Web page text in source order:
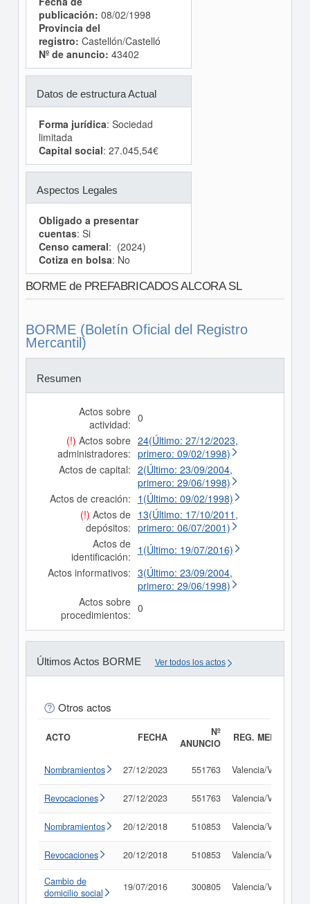
publicación: 08/02/1998
Provincia del
registro: Castellón/Castelló
Nº de anuncio: 43402
Datos de estructura Actual
Forma jurídica: Sociedad
limitada
Capital social: 27.045,54€
Aspectos Legales
Obligado a presentar
cuentas: Si
Censo cameral: (2024)
Cotiza en bolsa: No
BORME de PREFABRICADOS ALCORA SL
BORME (Boletín Oficial del Registro
Mercantil)
Resumen
Actos sobre
actividad: 0
(!) Actos sobre
administradores:
24(Último: 27/12/2023,
primero: 09/02/1998)
Actos de capital: 2(Último: 23/09/2004,
primero: 29/06/1998)
Actos de creación: 1(Último: 09/02/1998)
(!) Actos de
depósitos:
13(Último: 17/10/2011,
primero: 06/07/2001)
Actos de
identificación: 1(Último: 19/07/2016)
Actos informativos: 3(Último: 23/09/2004,
primero: 29/06/1998)
Actos sobre
procedimientos: 0
Últimos Actos BORME Ver todos los actos
Otros actos
ACTO FECHA
Nº
ANUNCIO
REG. MERC.
Nombramientos 27/12/2023 551763 Valencia/València
Revocaciones 27/12/2023 551763 Valencia/València
Nombramientos 20/12/2018 510853 Valencia/València
Revocaciones 20/12/2018 510853 Valencia/València
Cambio de
domicilio social
19/07/2016 300805 Valencia/València